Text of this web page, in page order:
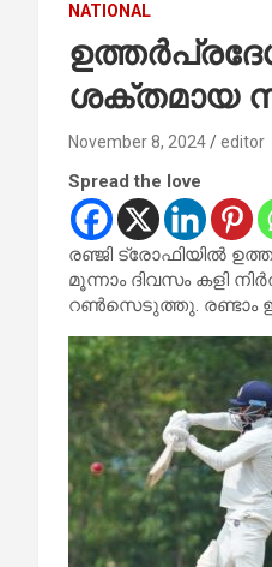
NATIONAL
ശക്തമായ
November 8, 2024 editor
Spread the love
രഞ്ജി ട്രോഫിയിൽ
മൂന്നാം ദിവസം കളി
റൺസെടുത്തു. രണ്ടാം